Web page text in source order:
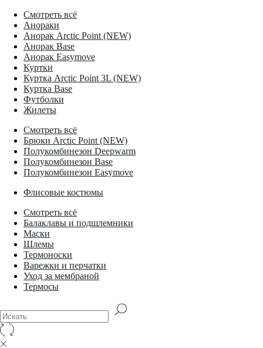
Смотреть всё
Анораки
Анорак Arctic Point (NEW)
Анорак Base
Анорак Easymove
Куртки
Куртка Arctic Point 3L (NEW)
Куртка Base
Футболки
Жилеты
Смотреть всё
Брюки Arctic Point (NEW)
Полукомбинезон Deepwarm
Полукомбинезон Base
Полукомбинезон Easymove
Флисовые костюмы
Смотреть всё
Балаклавы и подшлемники
Маски
Шлемы
Термоноски
Варежки и перчатки
Уход за мембраной
Термосы